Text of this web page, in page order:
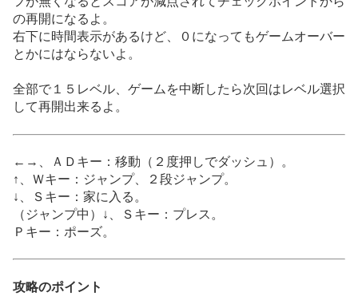
の再開になるよ。
右下に時間表示があるけど、０になってもゲームオーバー
とかにはならないよ。
全部で１５レベル、ゲームを中断したら次回はレベル選択
して再開出来るよ。
←→、ＡＤキー：移動（２度押しでダッシュ）。
↑、Ｗキー：ジャンプ、２段ジャンプ。
↓、Ｓキー：家に入る。
（ジャンプ中）↓、Ｓキー：プレス。
Ｐキー：ポーズ。
攻略のポイント